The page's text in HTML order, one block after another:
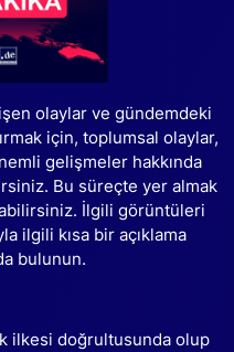
olaylar ve gündemdeki
için, toplumsal olaylar,
gelişmeler hakkında
Bu süreçte yer almak
İlgili görüntüleri
ilgili kısa bir açıklama
bulunun.
ilkesi doğrultusunda olup